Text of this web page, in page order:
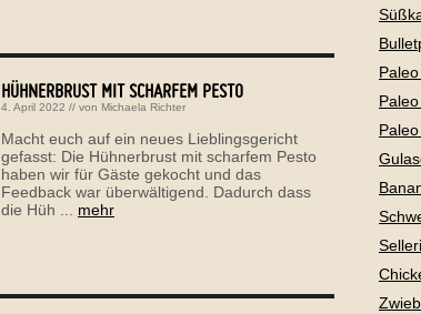
HÜHNERBRUST MIT SCHARFEM PESTO
4. April 2022 // von Michaela Richter
Macht euch auf ein neues Lieblingsgericht
gefasst: Die Hühnerbrust mit scharfem Pesto
haben wir für Gäste gekocht und das
Feedback war überwältigend. Dadurch dass
die Hüh ... mehr